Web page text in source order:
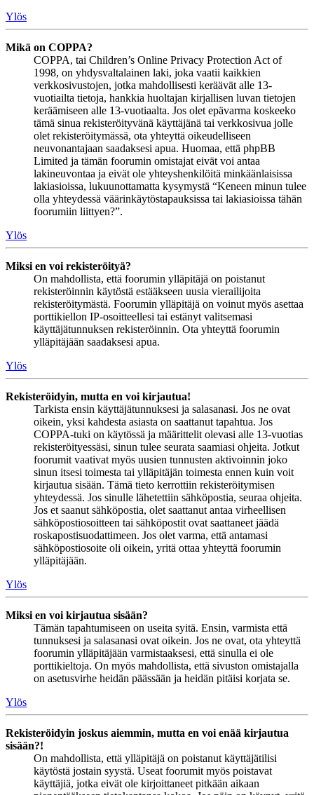
Ylös
Mikä on COPPA?
COPPA, tai Children’s Online Privacy Protection Act of
1998, on yhdysvaltalainen laki, joka vaatii kaikkien
verkkosivustojen, jotka mahdollisesti keräävät alle 13-
vuotiailta tietoja, hankkia huoltajan kirjallisen luvan tietojen
keräämiseen alle 13-vuotiaalta. Jos olet epävarma koskeeko
tämä sinua rekisteröityvänä käyttäjänä tai verkkosivua jolle
olet rekisteröitymässä, ota yhteyttä oikeudelliseen
neuvonantajaan saadaksesi apua. Huomaa, että phpBB
Limited ja tämän foorumin omistajat eivät voi antaa
lakineuvontaa ja eivät ole yhteyshenkilöitä minkäänlaisissa
lakiasioissa, lukuunottamatta kysymystä “Keneen minun tulee
olla yhteydessä väärinkäytöstapauksissa tai lakiasioissa tähän
foorumiin liittyen?”.
Ylös
Miksi en voi rekisteröityä?
On mahdollista, että foorumin ylläpitäjä on poistanut
rekisteröinnin käytöstä estääkseen uusia vierailijoita
rekisteröitymästä. Foorumin ylläpitäjä on voinut myös asettaa
porttikiellon IP-osoitteellesi tai estänyt valitsemasi
käyttäjätunnuksen rekisteröinnin. Ota yhteyttä foorumin
ylläpitäjään saadaksesi apua.
Ylös
Rekisteröidyin, mutta en voi kirjautua!
Tarkista ensin käyttäjätunnuksesi ja salasanasi. Jos ne ovat
oikein, yksi kahdesta asiasta on saattanut tapahtua. Jos
COPPA-tuki on käytössä ja määrittelit olevasi alle 13-vuotias
rekisteröityessäsi, sinun tulee seurata saamiasi ohjeita. Jotkut
foorumit vaativat myös uusien tunnusten aktivoinnin joko
sinun itsesi toimesta tai ylläpitäjän toimesta ennen kuin voit
kirjautua sisään. Tämä tieto kerrottiin rekisteröitymisen
yhteydessä. Jos sinulle lähetettiin sähköpostia, seuraa ohjeita.
Jos et saanut sähköpostia, olet saattanut antaa virheellisen
sähköpostiosoitteen tai sähköpostit ovat saattaneet jäädä
roskapostisuodattimeen. Jos olet varma, että antamasi
sähköpostiosoite oli oikein, yritä ottaa yhteyttä foorumin
ylläpitäjään.
Ylös
Miksi en voi kirjautua sisään?
Tämän tapahtumiseen on useita syitä. Ensin, varmista että
tunnuksesi ja salasanasi ovat oikein. Jos ne ovat, ota yhteyttä
foorumin ylläpitäjään varmistaaksesi, että sinulla ei ole
porttikieltoja. On myös mahdollista, että sivuston omistajalla
on asetusvirhe heidän päässään ja heidän pitäisi korjata se.
Ylös
Rekisteröidyin joskus aiemmin, mutta en voi enää kirjautua
sisään?!
On mahdollista, että ylläpitäjä on poistanut käyttäjätilisi
käytöstä jostain syystä. Useat foorumit myös poistavat
käyttäjiä, jotka eivät ole kirjoittaneet pitkään aikaan